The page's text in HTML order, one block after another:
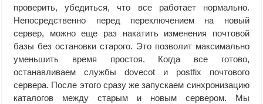
проверить, убедиться, что все работает нормально.
Непосредственно перед переключением на новый
сервер, можно еще раз накатить изменения почтовой
базы без остановки старого. Это позволит максимально
уменьшить время простоя. Когда все готово,
останавливаем службы dovecot и postfix почтового
сервера. После этого сразу же запускаем синхронизацию
каталогов между старым и новым сервером. Мы